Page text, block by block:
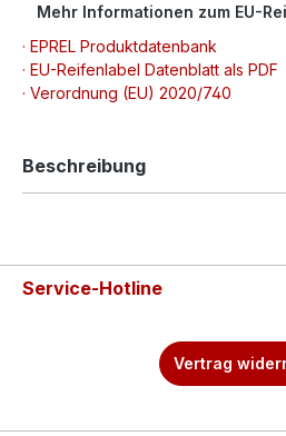
Mehr Informationen zum EU-
· EPREL Produktdatenbank
· EU-Reifenlabel Datenblatt als PDF
· Verordnung (EU) 2020/740
Beschreibung
Service-Hotline
Vertrag